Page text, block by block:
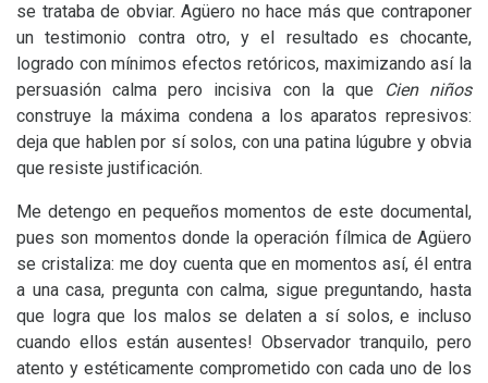
se trataba de obviar. Agüero no hace más que contraponer
un testimonio contra otro, y el resultado es chocante,
logrado con mínimos efectos retóricos, maximizando así la
persuasión calma pero incisiva con la que
Cien niños
construye la máxima condena a los aparatos represivos:
deja que hablen por sí solos, con una patina lúgubre y obvia
que resiste justificación.
Me detengo en pequeños momentos de este documental,
pues son momentos donde la operación fílmica de Agüero
se cristaliza: me doy cuenta que en momentos así, él entra
a una casa, pregunta con calma, sigue preguntando, hasta
que logra que los malos se delaten a sí solos, e incluso
cuando ellos están ausentes! Observador tranquilo, pero
atento y estéticamente comprometido con cada uno de los